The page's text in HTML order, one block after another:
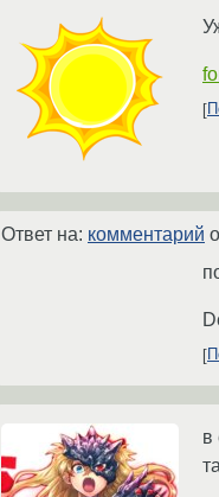
Ответ на: комментарий
в